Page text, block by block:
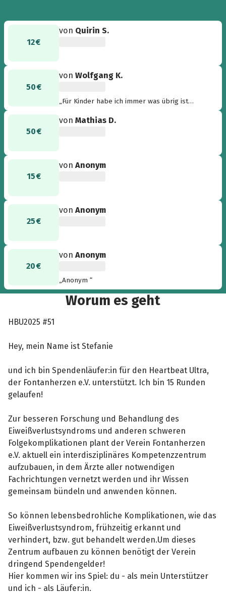
12 €
von Quirin S.
50 €
vonWolfgang K.
„Für Kinder habe ich immer was übrig ist
50 €
vonMathias D.
15 €
vonAnonym
25 €
vonAnonym
20 €
vonAnonym
„Anonym “
Worum es geht
HBU2025 #51
Hey, mein Name ist Stefanie
und ich bin Spendenläufer:in für den Heartbeat Ultra,
der Fontanherzen e.V. unterstützt. Ich bin 15 Runden
gelaufen!
Zur besseren Forschung und Behandlung des
Eiweißverlustsyndroms und anderen schweren
Folgekomplikationen plant der Verein Fontanherzen
e.V. aktuell ein interdisziplinäres Kompetenzzentrum
aufzubauen, in dem Ärzte aller notwendigen
Fachrichtungen vernetzt werden und ihr Wissen
gemeinsam bündeln und anwenden können.
So können lebensbedrohliche Komplikationen, wie das
Eiweißverlustsyndrom, frühzeitig erkannt und
verhindert, bzw. gut behandelt werden.Um dieses
Zentrum aufbauen zu können benötigt der Verein
dringend Spendengelder!
Hier kommen wir ins Spiel: du - als mein Unterstützer
und ich - als Läufer:in.